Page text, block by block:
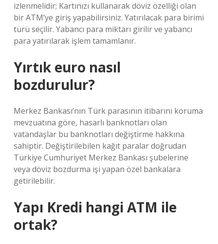
izlenmelidir; Kartınızı kullanarak döviz özelliği olan
bir ATM’ye giriş yapabilirsiniz. Yatırılacak para birimi
türü seçilir. Yabancı para miktarı girilir ve yabancı
para yatırılarak işlem tamamlanır.
Yırtık euro nasıl
bozdurulur?
Merkez Bankası’nın Türk parasının itibarını koruma
mevzuatına göre, hasarlı banknotları olan
vatandaşlar bu banknotları değiştirme hakkına
sahiptir. Değiştirilebilen kağıt paralar doğrudan
Türkiye Cumhuriyet Merkez Bankası şubelerine
veya döviz bozdurma işi yapan özel bankalara
getirilebilir.
Yapı Kredi hangi ATM ile
ortak?